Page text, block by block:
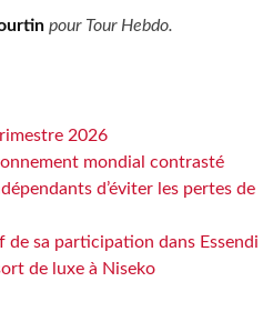
pour Tour Hebdo.
2026
mondial contrasté
d’éviter les pertes de
sa participation dans Essendi
de luxe à Niseko